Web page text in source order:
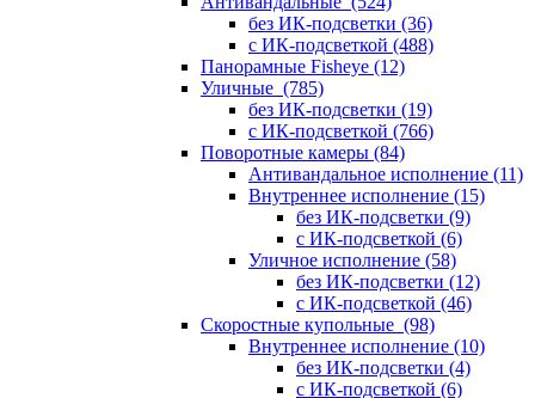
без ИК-подсветки (36)
с ИК-подсветкой (488)
Панорамные Fisheye (12)
Уличные (785)
без ИК-подсветки (19)
с ИК-подсветкой (766)
Поворотные камеры (84)
Антивандальное исполнение (11)
Внутреннее исполнение (15)
без ИК-подсветки (9)
с ИК-подсветкой (6)
Уличное исполнение (58)
без ИК-подсветки (12)
с ИК-подсветкой (46)
Скоростные купольные (98)
Внутреннее исполнение (10)
без ИК-подсветки (4)
с ИК-подсветкой (6)